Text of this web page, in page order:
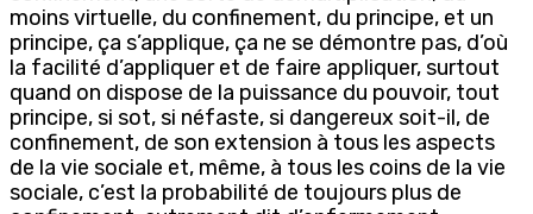
moins virtuelle, du confinement, du principe, et un
principe, ça s’applique, ça ne se démontre pas, d’où
la facilité d’appliquer et de faire appliquer, surtout
quand on dispose de la puissance du pouvoir, tout
principe, si sot, si néfaste, si dangereux soit-il, de
confinement, de son extension à tous les aspects
de la vie sociale et, même, à tous les coins de la vie
sociale, c’est la probabilité de toujours plus de